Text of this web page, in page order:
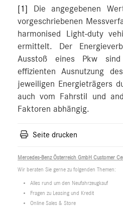
[1]
Die angegebenen
vorgeschriebenen
harmonised Light-duty
ermittelt. Der
Ausstoß eines Pkw
effizienten Ausnutzung
jeweiligen Energieträgers
auch vom Fahrstil und
Faktoren abhängig.
Seite drucken
Mercedes-Benz Österreich GmbH Customer
Wir beraten Sie gerne zu folgenden Themen:
Alles rund um den Neufahrzeugkauf
Fragen zu Leasing und Kredit
Online Sales & Store